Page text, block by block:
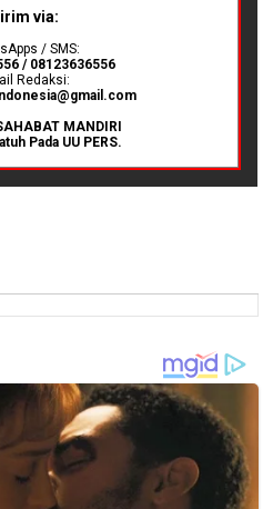
via:
/ SMS:
/ 08123636556
Redaksi:
MANDIRI
Pada UU PERS.